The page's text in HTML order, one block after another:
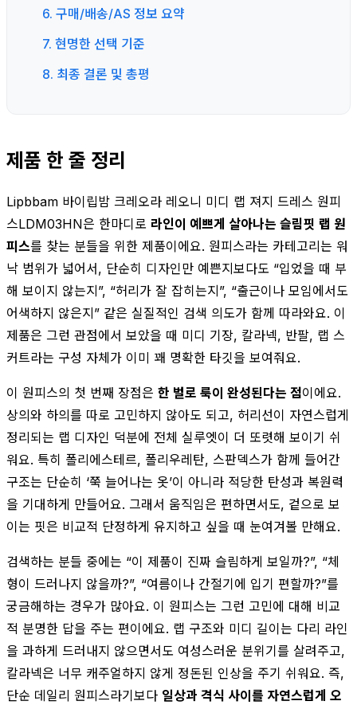
6. 구매/배송/AS 정보 요약
7. 현명한 선택 기준
8. 최종 결론 및 총평
제품 한 줄 정리
Lipbbam 바이립밤 크레오라 레오니 미디 랩 져지 드레스 원피
스LDM03HN은 한마디로 라인이 예쁘게 살아나는 슬림핏 랩 원
피스를 찾는 분들을 위한 제품이에요. 원피스라는 카테고리는 워
낙 범위가 넓어서, 단순히 디자인만 예쁜지보다도 “입었을 때 부
해 보이지 않는지”, “허리가 잘 잡히는지”, “출근이나 모임에서도
어색하지 않은지” 같은 실질적인 검색 의도가 함께 따라와요. 이
제품은 그런 관점에서 보았을 때 미디 기장, 칼라넥, 반팔, 랩 스
커트라는 구성 자체가 이미 꽤 명확한 타깃을 보여줘요.
이 원피스의 첫 번째 장점은 한 벌로 룩이 완성된다는 점이에요.
상의와 하의를 따로 고민하지 않아도 되고, 허리선이 자연스럽게
정리되는 랩 디자인 덕분에 전체 실루엣이 더 또렷해 보이기 쉬
워요. 특히 폴리에스테르, 폴리우레탄, 스판덱스가 함께 들어간
구조는 단순히 ‘쭉 늘어나는 옷’이 아니라 적당한 탄성과 복원력
을 기대하게 만들어요. 그래서 움직임은 편하면서도, 겉으로 보
이는 핏은 비교적 단정하게 유지하고 싶을 때 눈여겨볼 만해요.
검색하는 분들 중에는 “이 제품이 진짜 슬림하게 보일까?”, “체
형이 드러나지 않을까?”, “여름이나 간절기에 입기 편할까?”를
궁금해하는 경우가 많아요. 이 원피스는 그런 고민에 대해 비교
적 분명한 답을 주는 편이에요. 랩 구조와 미디 길이는 다리 라인
을 과하게 드러내지 않으면서도 여성스러운 분위기를 살려주고,
칼라넥은 너무 캐주얼하지 않게 정돈된 인상을 주기 쉬워요. 즉,
단순 데일리 원피스라기보다 일상과 격식 사이를 자연스럽게 오